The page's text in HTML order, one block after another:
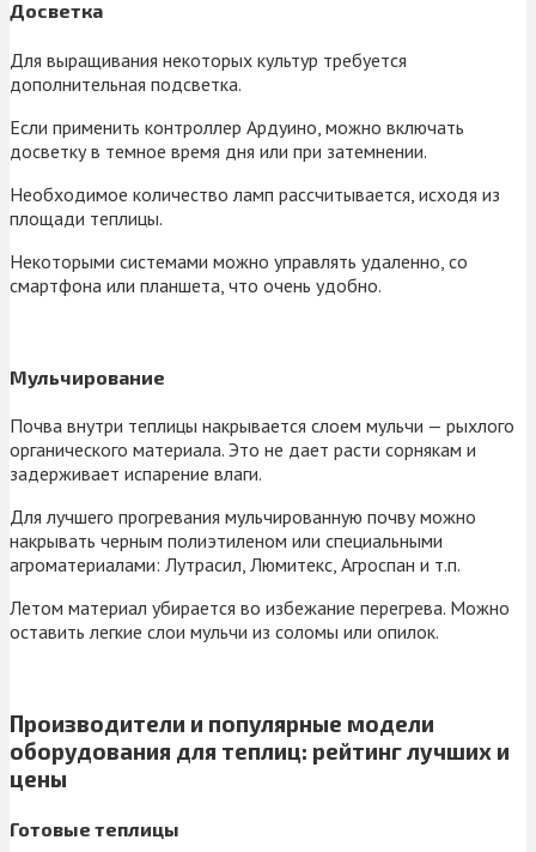
Досветка
Для выращивания некоторых культур требуется
дополнительная подсветка.
Если применить контроллер Ардуино, можно включать
досветку в темное время дня или при затемнении.
Необходимое количество ламп рассчитывается, исходя из
площади теплицы.
Некоторыми системами можно управлять удаленно, со
смартфона или планшета, что очень удобно.
Мульчирование
Почва внутри теплицы накрывается слоем мульчи — рыхлого
органического материала. Это не дает расти сорнякам и
задерживает испарение влаги.
Для лучшего прогревания мульчированную почву можно
накрывать черным полиэтиленом или специальными
агроматериалами: Лутрасил, Люмитекс, Агроспан и т.п.
Летом материал убирается во избежание перегрева. Можно
оставить легкие слои мульчи из соломы или опилок.
Производители и популярные модели
оборудования для теплиц: рейтинг лучших и
цены
Готовые теплицы